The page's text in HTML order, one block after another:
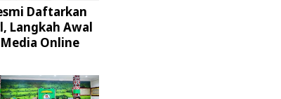
Daftarkan
Langkah Awal
Online